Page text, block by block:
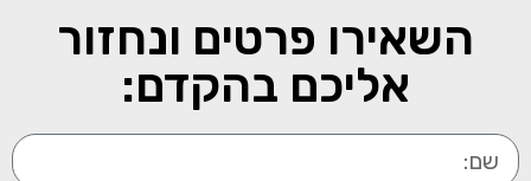
השאירו פרטים ונחזור
אליכם בהקדם: